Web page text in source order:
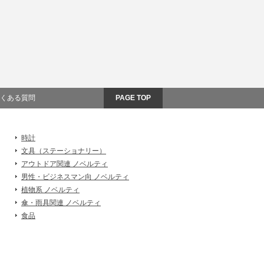
ある質問 PAGE TOP
時計
文具（ステーショナリー）
アウトドア関連 ノベルティ
男性・ビジネスマン向 ノベルティ
植物系 ノベルティ
傘・雨具関連 ノベルティ
食品